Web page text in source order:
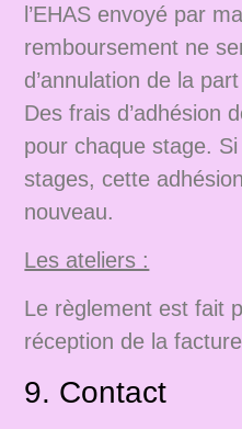
l’EHAS envoyé par
remboursement ne
d’annulation de la
Des frais d’adhésion
pour chaque stage.
stages, cette
nouveau.
Les ateliers :
Le règlement est fait
réception de la
9. Contact